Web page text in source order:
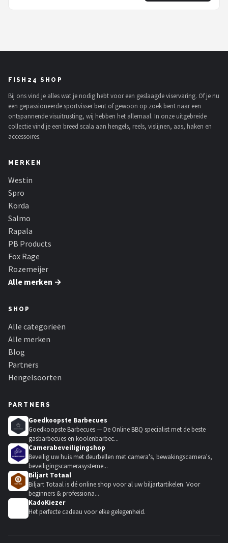
FISH24 SHOP
Bij ons vind je alles wat je nodig hebt voor een geslaagde viservaring. Of je nu
een gepassioneerde sportvisser bent of gewoon op zoek bent naar een
ontspannende visuitrusting, wij hebben het allemaal. In onze uitgebreide
collectie vind je een breed scala aan hengels, reels, vislijnen, aas, haken en
accessoires.
MERKEN
Westin
Spro
Korda
Salmo
Rapala
PB Products
Fox Rage
Rozemeijer
Alle merken →
SHOP
Alle categorieën
Alle merken
Blog
Partners
Hengelsoorten
PARTNERS
Goedkoopste Barbecues
Goedkoopste Barbecues — De Online BBQ specialist met de beste
gasbarbecues en koolenbarbec...
Camerabeveiligingshop
Beveilig uw huis met deurbellen met camera's, bewakingscamera's,
beveiligingscamerasysteme...
Biljart Totaal
Biljart Totaal is dé online shop voor al uw biljartartikelen. Voor
beginners & professiona...
KadoKiezer
Het perfecte cadeau voor elke gelegenheid.